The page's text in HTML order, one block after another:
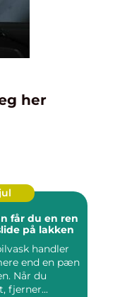
her
på lakken
handler
end en pæn
Når du
fjerner...